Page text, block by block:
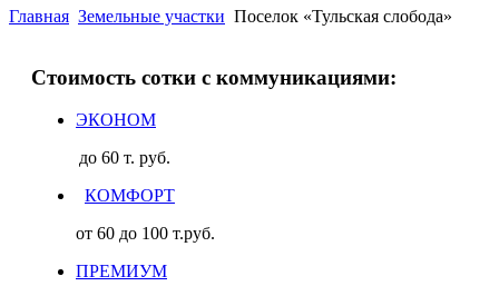
Главная Земельные участки Поселок «Тульская слобода»
Стоимость сотки с коммуникациями:
ЭКОНОМ
до 60 т. руб.
КОМФОРТ
от 60 до 100 т.руб.
ПРЕМИУМ